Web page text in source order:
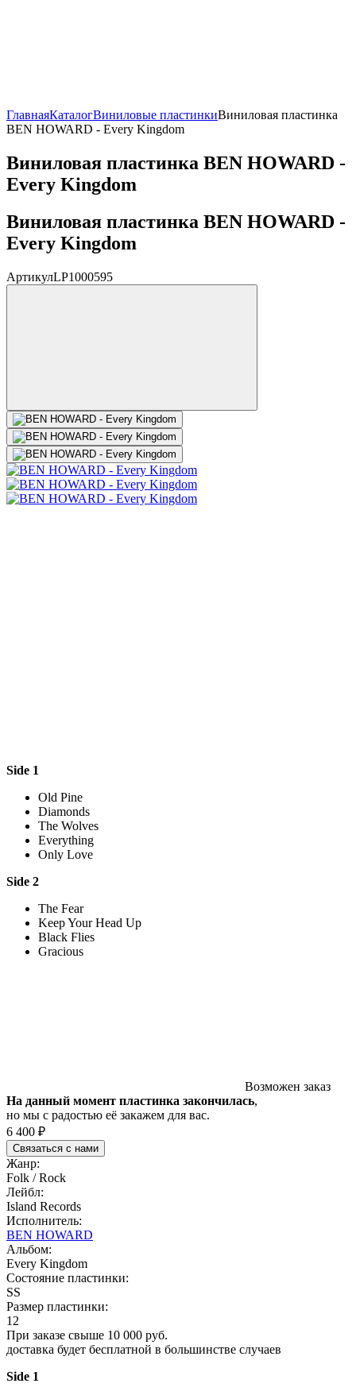
ГлавнаяКаталогВиниловые пластинкиВиниловая пластинка
BEN HOWARD - Every Kingdom
Виниловая пластинка BEN HOWARD -
Every Kingdom
Виниловая пластинка BEN HOWARD -
Every Kingdom
АртикулLP1000595
Side 1
Old Pine
Diamonds
The Wolves
Everything
Only Love
Side 2
The Fear
Keep Your Head Up
Black Flies
Gracious
Возможен заказ
На данный момент пластинка закончилась,
но мы с радостью её закажем для вас.
6 400 ₽
Связаться с нами
Жанр:
Folk / Rock
Лейбл:
Island Records
Исполнитель:
BEN HOWARD
Альбом:
Every Kingdom
Состояние пластинки:
SS
Размер пластинки:
12
При заказе свыше 10 000 руб.
доставка будет бесплатной в большинстве случаев
Side 1